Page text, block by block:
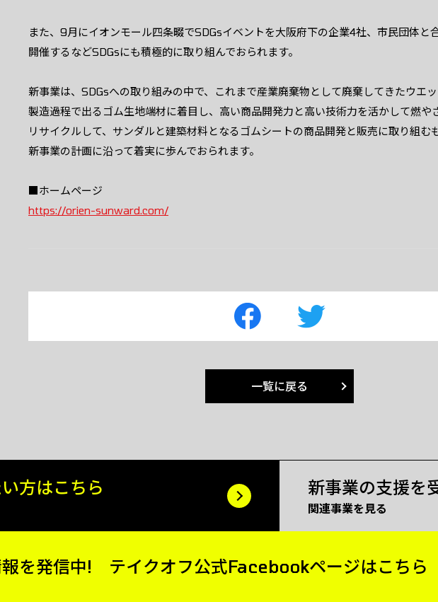
また、9月にイオンモール四条畷でSDGsイベントを大阪府下の企業4社、市民団体と
開催するなどSDGsにも積極的に取り組んでおられます。
新事業は、SDGsへの取り組みの中で、これまで産業廃棄物として廃棄してきたウエ
製造過程で出るゴム生地端材に着目し、高い商品開発力と高い技術力を活かして燃や
リサイクルして、サンダルと建築材料となるゴムシートの商品開発と販売に取り組む
新事業の計画に沿って着実に歩んでおられます。
■ホームページ
https://orien-sunward.com/
一覧に戻る
方はこちら 新事業の支援を
関連事業を見る
報を発信中! テイクオフ公式Facebookページはこちら